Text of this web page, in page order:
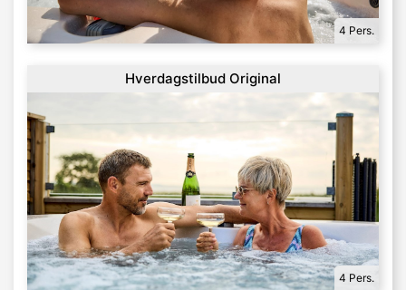
4 Pers.
Hverdagstilbud Original
4 Pers.